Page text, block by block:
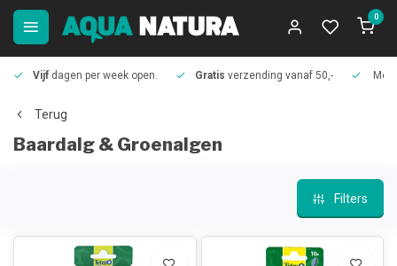
0
Vijf dagen per week open. Gratis verzending vanaf 50,-
Terug
Baardalg & Groenalgen
Filters